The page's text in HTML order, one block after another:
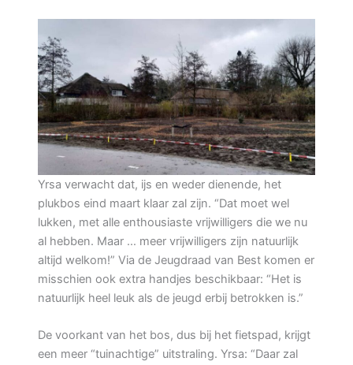
Yrsa verwacht dat, ijs en weder dienende, het
plukbos eind maart klaar zal zijn. “Dat moet wel
lukken, met alle enthousiaste vrijwilligers die we nu
al hebben. Maar … meer vrijwilligers zijn natuurlijk
altijd welkom!” Via de Jeugdraad van Best komen er
misschien ook extra handjes beschikbaar: “Het is
natuurlijk heel leuk als de jeugd erbij betrokken is.”
De voorkant van het bos, dus bij het fietspad, krijgt
een meer “tuinachtige” uitstraling. Yrsa: “Daar zal